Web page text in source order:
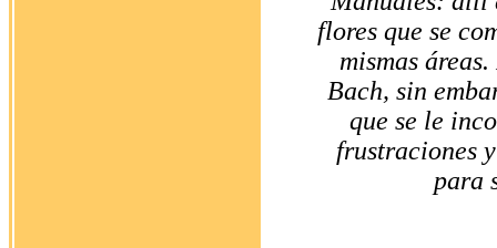
flores que se
mismas
Bach, sin
que se le
frustraciones
para